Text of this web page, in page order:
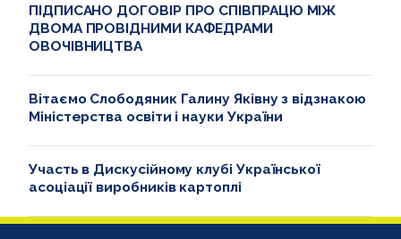
ПІДПИСАНО ДОГОВІР ПРО СПІВПРАЦЮ МІЖ
ДВОМА ПРОВІДНИМИ КАФЕДРАМИ
ОВОЧІВНИЦТВА
Вітаємо Слободяник Галину Яківну з відзнакою
Міністерства освіти і науки України
Участь в Дискусійному клубі Української
асоціації виробників картоплі